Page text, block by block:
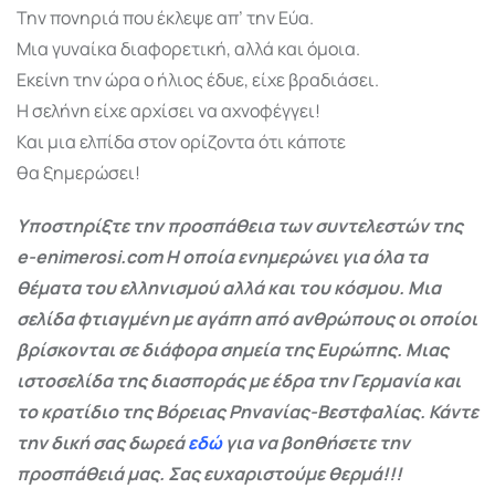
Την πονηριά που έκλεψε απ’ την Εύα.
Μια γυναίκα διαφορετική, αλλά και όμοια.
Εκείνη την ώρα ο ήλιος έδυε, είχε βραδιάσει.
Η σελήνη είχε αρχίσει να αχνοφέγγει!
Και μια ελπίδα στον ορίζοντα ότι κάποτε
θα ξημερώσει!
Υποστηρίξτε την προσπάθεια των συντελεστών της
e-enimerosi.com Η οποία ενημερώνει για όλα τα
θέματα του ελληνισμού αλλά και του κόσμου. Μια
σελίδα φτιαγμένη με αγάπη από ανθρώπους οι οποίοι
βρίσκονται σε διάφορα σημεία της Ευρώπης. Μιας
ιστοσελίδα της διασποράς με έδρα την Γερμανία και
το κρατίδιο της Βόρειας Ρηνανίας-Βεστφαλίας. Κάντε
την δική σας δωρεάεδώγια να βοηθήσετε την
προσπάθειά μας. Σας ευχαριστούμε θερμά!!!